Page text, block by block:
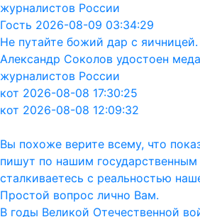
журналистов России
Гость 2026-08-09 03:34:29
Не путайте божий дар с яичницей.
Александр Соколов удостоен
журналистов России
кот 2026-08-08 17:30:25
кот 2026-08-08 12:09:32
Вы похоже верите всему, что
пишут по нашим
сталкиваетесь с реальностью
Простой вопрос лично Вам.
В годы Великой Отечественной